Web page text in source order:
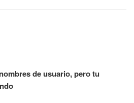
de usuario, pero tu